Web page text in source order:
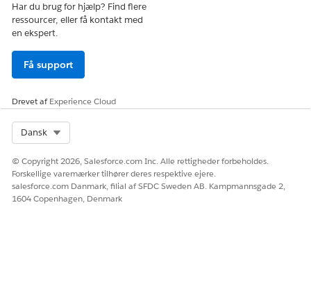
Har du brug for hjælp? Find flere
ressourcer, eller få kontakt med
en ekspert.
Få support
Drevet afExperience Cloud
Dansk
© Copyright 2026, Salesforce.com Inc. Alle rettigheder forbeholdes.
Forskellige varemærker tilhører deres respektive ejere.
salesforce.com Danmark, filial af SFDC Sweden AB. Kampmannsgade 2,
1604 Copenhagen, Denmark